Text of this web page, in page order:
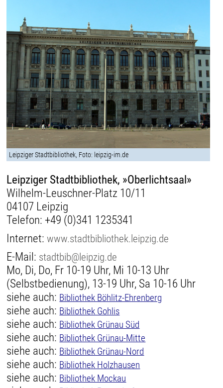
Leipziger Stadtbibliothek, Foto: leipzig-im.de
Leipziger Stadtbibliothek, »Oberlichtsaal»
Wilhelm-Leuschner-Platz 10/11
04107 Leipzig
Telefon: +49 (0)341 1235341
Internet:www.stadtbibliothek.leipzig.de
E-Mail: stadtbib@leipzig.de
Mo, Di, Do, Fr 10-19 Uhr, Mi 10-13 Uhr
(Selbstbedienung), 13-19 Uhr, Sa 10-16 Uhr
siehe auch: Bibliothek Böhlitz-Ehrenberg
siehe auch: Bibliothek Gohlis
siehe auch: Bibliothek Grünau Süd
siehe auch: Bibliothek Grünau-Mitte
siehe auch: Bibliothek Grünau-Nord
siehe auch: Bibliothek Holzhausen
siehe auch: Bibliothek Mockau